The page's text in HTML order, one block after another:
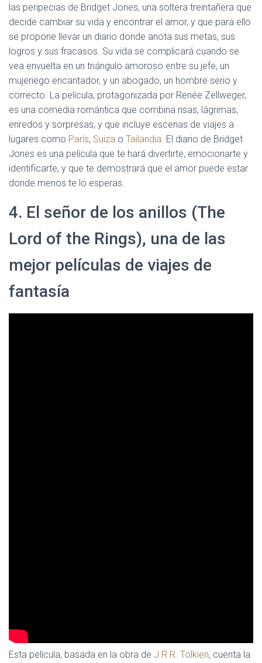
las peripecias de Bridget Jones, una soltera treintañera que
decide cambiar su vida y encontrar el amor, y que para ello
se propone llevar un diario donde anota sus metas, sus
logros y sus fracasos. Su vida se complicará cuando se
vea envuelta en un triángulo amoroso entre su jefe, un
mujeriego encantador, y un abogado, un hombre serio y
correcto. La película, protagonizada por Renée Zellweger,
es una comedia romántica que combina risas, lágrimas,
enredos y sorpresas, y que incluye escenas de viajes a
lugares como París, Suiza o Tailandia. El diario de Bridget
Jones es una película que te hará divertirte, emocionarte y
identificarte, y que te demostrará que el amor puede estar
donde menos te lo esperas.
4. El señor de los anillos (The
Lord of the Rings), una de las
mejor películas de viajes de
fantasía
Esta película, basada en la obra de J.R.R. Tolkien, cuenta la